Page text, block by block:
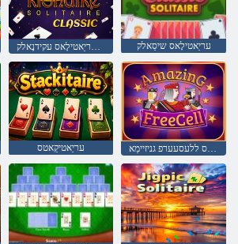
קיסַאלק עריַאטילָאס עקידנָאלק עריַאטילָאס שיסַאלק
עריַאטיקַאטס עריַאטילָאס ללעסעערפ גניזיימַא